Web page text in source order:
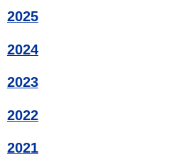
2025
2024
2023
2022
2021